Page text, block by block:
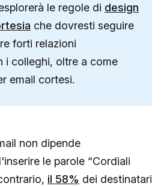
le regole di design
che dovresti seguire
forti relazioni
i colleghi, oltre a come
email cortesi.
non dipende
le parole “Cordiali
il 58% dei destinatari